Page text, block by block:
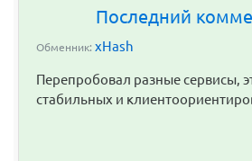
Последний
Обменник: xHash
Перепробовал разные сервисы,
стабильных и